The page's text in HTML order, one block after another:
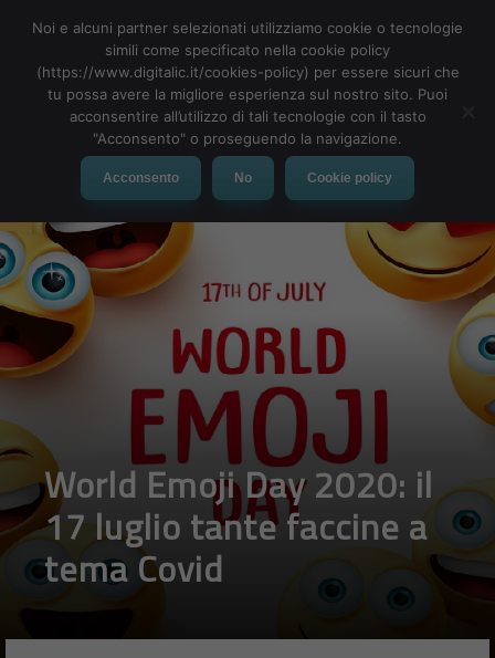
MENU
World Emoji Day 2020: il
17 luglio tante faccine a
tema Covid
Noi e alcuni partner selezionati utilizziamo cookie o tecnologie
simili come specificato nella cookie policy
(https://www.digitalic.it/cookies-policy) per essere sicuri che
tu possa avere la migliore esperienza sul nostro sito. Puoi
acconsentire all’utilizzo di tali tecnologie con il tasto
"Acconsento" o proseguendo la navigazione.
Acconsento No Cookie policy